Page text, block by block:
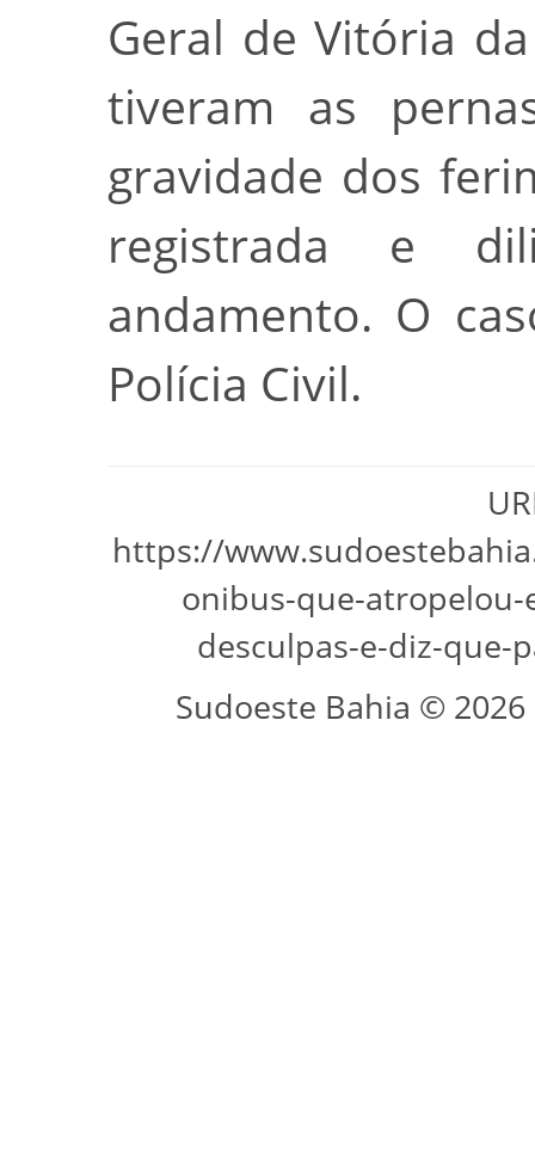
Geral de Vitória
tiveram as
gravidade dos
registrada e
andamento. O
Polícia Civil.
https://
onibus-que-
desculpas-e-diz-que-
Sudoeste Bahia ©